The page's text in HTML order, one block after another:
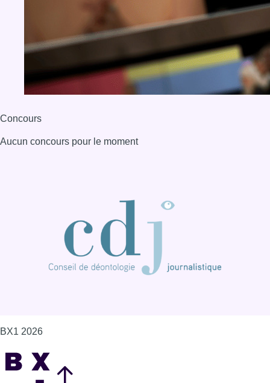
Concours
Aucun concours pour le moment
BX1 2026